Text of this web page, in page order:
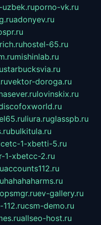
uzbek.ruporno-vk.ru
adonyev.ru
hostel-65.ru
mishinlab.ru
starbucksvia.ru
vektor-doroga.ru
lovinskix.ru
liura.ruglasspb.ru
bulkitula.ru
1-xbetti-5.ru
1-xbetcc-2.ru
accounts112.ru
hahahaharms.ru
opsmgr.ruev-gallery.ru
csm-demo.ru
allseo-host.ru